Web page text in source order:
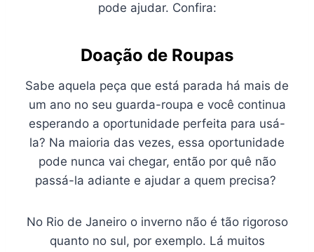
pode ajudar. Confira:
Doação de Roupas
Sabe aquela peça que está parada há mais de
um ano no seu guarda-roupa e você continua
esperando a oportunidade perfeita para usá-
la? Na maioria das vezes, essa oportunidade
pode nunca vai chegar, então por quê não
passá-la adiante e ajudar a quem precisa?
No Rio de Janeiro o inverno não é tão rigoroso
quanto no sul, por exemplo. Lá muitos